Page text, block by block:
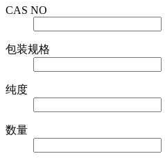
CAS NO
包装规格
纯度
数量